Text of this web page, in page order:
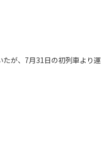
が、7月31日の初列車より運